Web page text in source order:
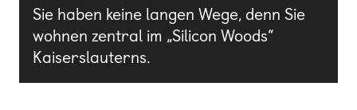
Sie haben keine langen Wege, denn Sie
wohnen zentral im „Silicon Woods“
Kaiserslauterns.